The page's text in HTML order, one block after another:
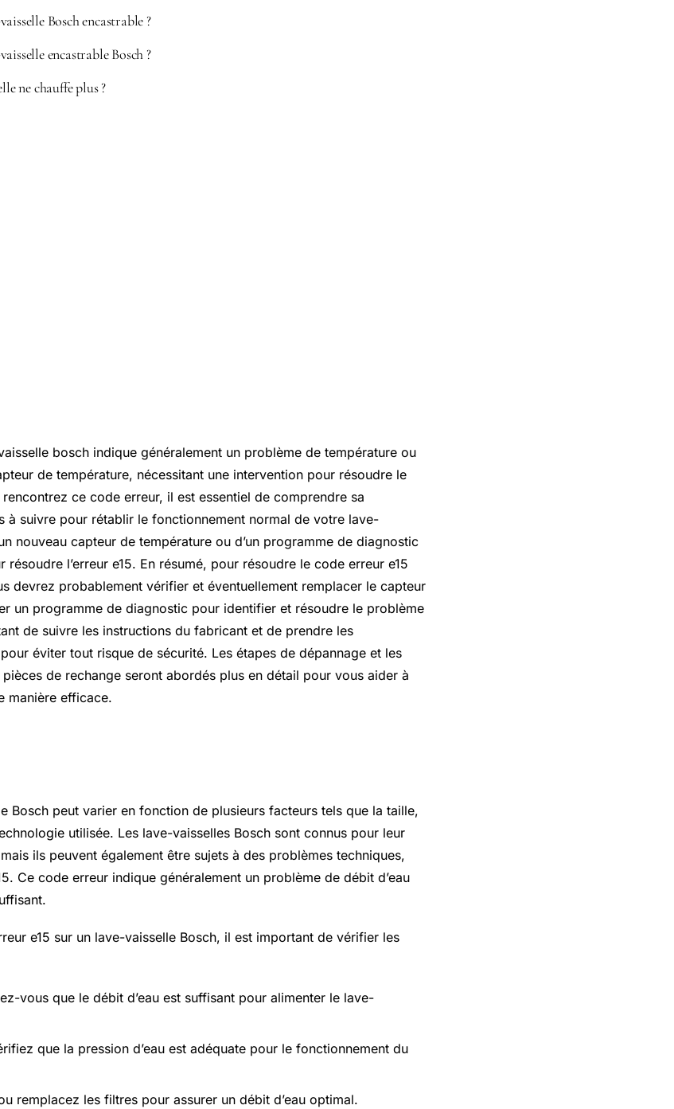
Bosch encastrable ?
encastrable Bosch ?
ne chauffe plus ?
bosch indique généralement un problème de température ou
de température, nécessitant une intervention pour résoudre le
ce code erreur, il est essentiel de comprendre sa
à suivre pour rétablir le fonctionnement normal de votre lave-
nouveau capteur de température ou d’un programme de diagnostic
résoudre l’erreur e15. En résumé, pour résoudre le code erreur e15
devrez probablement vérifier et éventuellement remplacer le capteur
un programme de diagnostic pour identifier et résoudre le problème
de suivre les instructions du fabricant et de prendre les
éviter tout risque de sécurité. Les étapes de dépannage et les
de rechange seront abordés plus en détail pour vous aider à
manière efficace.
Bosch peut varier en fonction de plusieurs facteurs tels que la taille,
utilisée. Les lave-vaisselles Bosch sont connus pour leur
ils peuvent également être sujets à des problèmes techniques,
Ce code erreur indique généralement un problème de débit d’eau
e15 sur un lave-vaisselle Bosch, il est important de vérifier les
vous que le débit d’eau est suffisant pour alimenter le lave-
que la pression d’eau est adéquate pour le fonctionnement du
remplacez les filtres pour assurer un débit d’eau optimal.